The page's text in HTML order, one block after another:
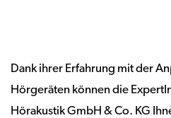
Dank ihrer Erfahrung mit der
Hörgeräten können die
Hörakustik GmbH & Co. KG